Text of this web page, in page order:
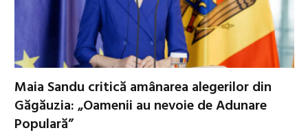
Maia Sandu critică amânarea alegerilor din
Găgăuzia: „Oamenii au nevoie de Adunare
Populară”